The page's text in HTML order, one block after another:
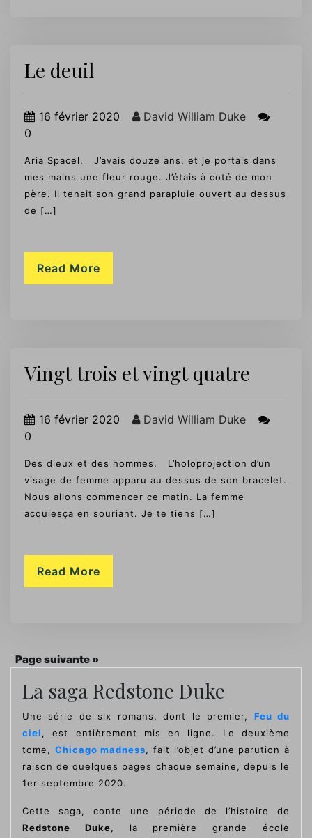
Le deuil
16 février 2020
David William Duke
0
Aria Spacel. J’avais douze ans, et je portais dans
mes mains une fleur rouge. J’étais à coté de mon
père. Il tenait son grand parapluie ouvert au dessus
de […]
Read More
Vingt trois et vingt quatre
16 février 2020
David William Duke
0
Des dieux et des hommes. L’holoprojection d’un
visage de femme apparu au dessus de son bracelet.
Nous allons commencer ce matin. La femme
acquiesça en souriant. Je te tiens […]
Read More
Page suivante »
La saga Redstone Duke
Une série de six romans, dont le premier, Feu du
ciel, est entièrement mis en ligne. Le deuxième
tome, Chicago madness, fait l’objet d’une parution à
raison de quelques pages chaque semaine, depuis le
1er septembre 2020.
Cette saga, conte une période de l’histoire de
Redstone Duke, la première grande école